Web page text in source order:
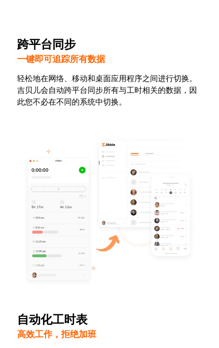
跨平台同步
一键即可追踪所有数据
轻松地在网络、移动和桌面应用程序之间进行切换。
吉贝儿会自动跨平台同步所有与工时相关的数据，因
此您不必在不同的系统中切换。
自动化工时表
高效工作，拒绝加班